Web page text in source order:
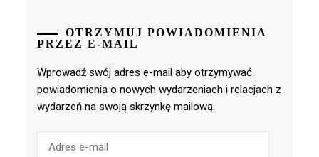
OTRZYMUJ POWIADOMIENIA
PRZEZ E-MAIL
Wprowadź swój adres e-mail aby otrzymywać
powiadomienia o nowych wydarzeniach i relacjach z
wydarzeń na swoją skrzynkę mailową.